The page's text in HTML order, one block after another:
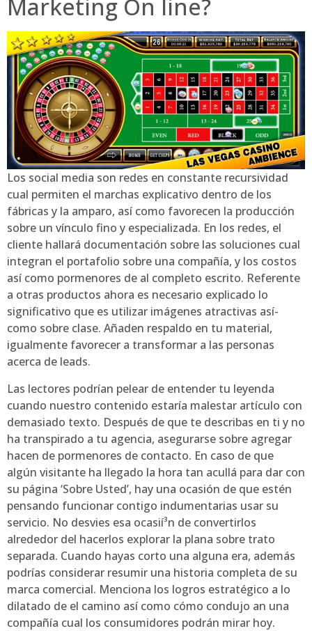
Marketing On line?
Los social media son redes en constante recursividad
cual permiten el marchas explicativo dentro de los
fábricas y la amparo, así como favorecen la producción
sobre un vínculo fino y especializada. En los redes, el
cliente hallará documentación sobre las soluciones cual
integran el portafolio sobre una compañía, y los costos
así­ como pormenores de al completo escrito. Referente
a otras productos ahora es necesario explicado lo
significativo que es utilizar imágenes atractivas así­
como sobre clase. Añaden respaldo en tu material,
igualmente favorecer a transformar a las personas
acerca de leads.
Las lectores podrían pelear de entender tu leyenda
cuando nuestro contenido estaría malestar artículo con
demasiado texto. Después de que te describas en ti y no
ha transpirado a tu agencia, asegurarse sobre agregar
hacen de pormenores de contacto. En caso de que
algún visitante ha llegado la hora tan acullá para dar con
su página ‘Sobre Usted’, hay una ocasión de que estén
pensando funcionar contigo indumentarias usar su
servicio. No desvies esa ocasií³n de convertirlos
alrededor del hacerlos explorar la plana sobre trato
separada. Cuando hayas corto una alguna era, además
podrías considerar resumir una historia completa de su
marca comercial. Menciona los logros estratégico a lo
dilatado de el camino así­ como cómo condujo an una
compañía cual los consumidores podrán mirar hoy.